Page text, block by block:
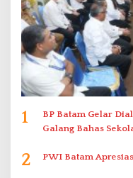
1
BP Batam Gelar
Galang Bahas
2 PWI Batam